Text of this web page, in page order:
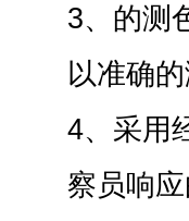
3、的测
以准确
4、采用
察员响